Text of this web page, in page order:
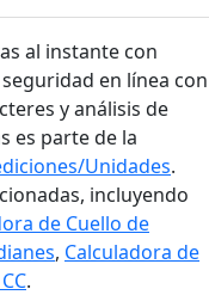
al instante con
en línea con
y análisis de
es parte de la
Unidades.
incluyendo
de Cuello de
, Calculadora de
.